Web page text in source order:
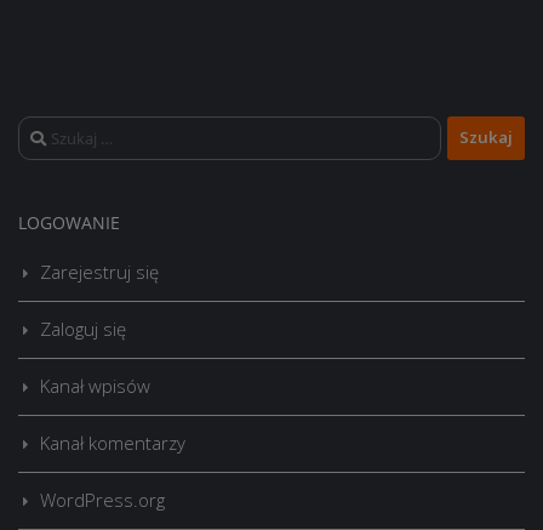
Szukaj:
LOGOWANIE
Zarejestruj się
Zaloguj się
Kanał wpisów
Kanał komentarzy
WordPress.org